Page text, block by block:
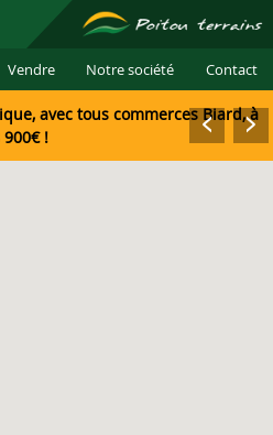
Vendre Notre société Contact
avec tous commercesBiard, à
!